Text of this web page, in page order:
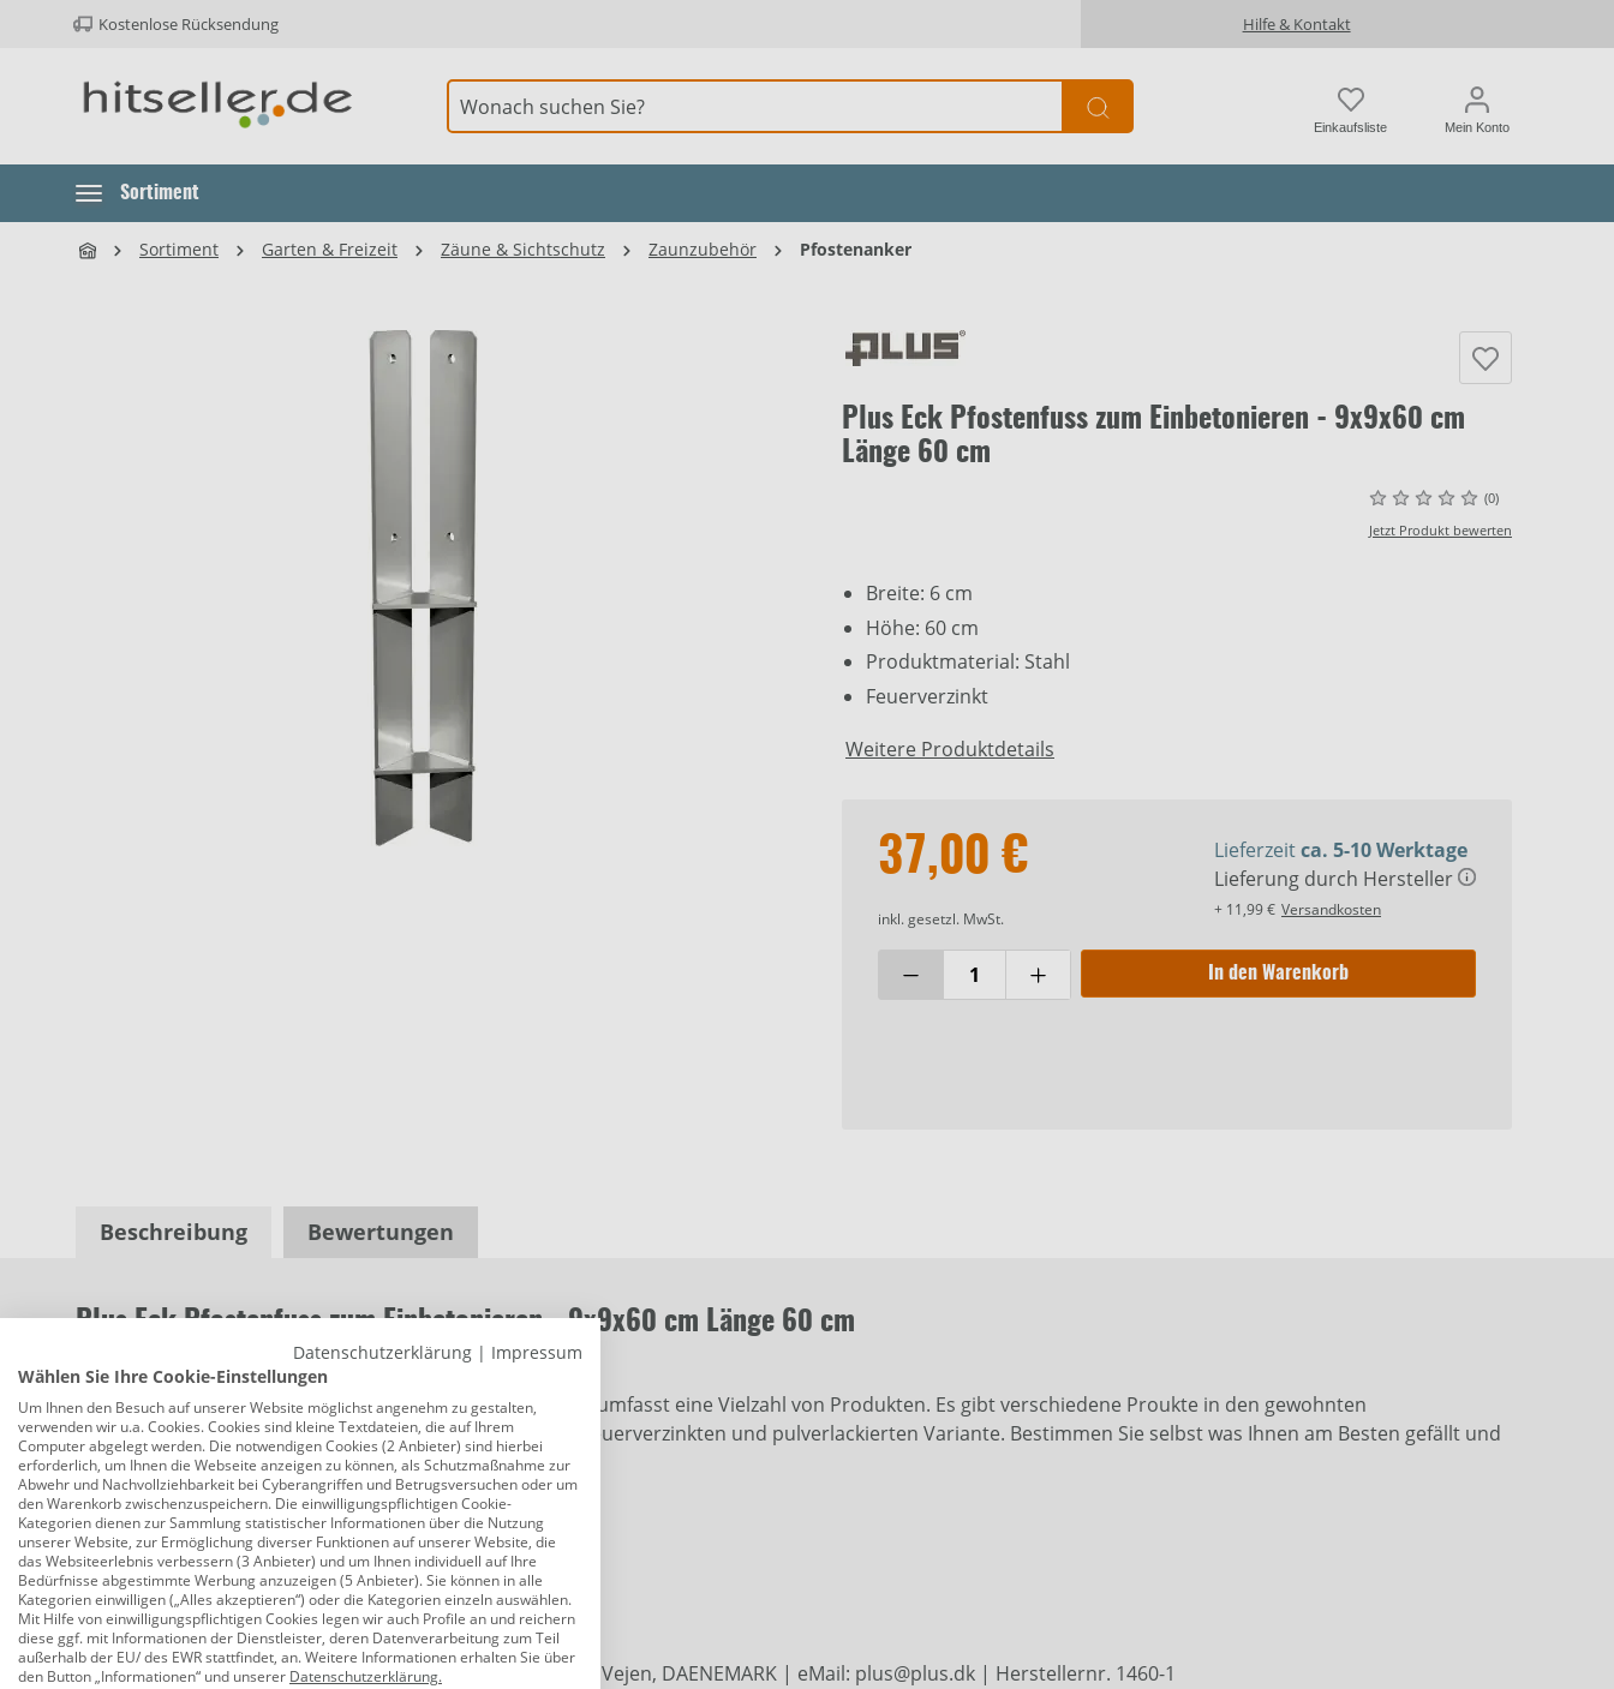
Hauptnavigation springen
Kostenlose Rücksendung Hilfe & Kontakt
Einkaufsliste Mein Konto
Sortiment
Sortiment Garten & Freizeit Zäune & Sichtschutz Zaunzubehör Pfostenanker
Plus Eck Pfostenfuss zum Einbetonieren - 9x9x60 cm
Länge 60 cm
(0)
Jetzt Produkt bewerten
Breite: 6 cm
Höhe: 60 cm
Produktmaterial: Stahl
Feuerverzinkt
Weitere Produktdetails
37,00 €
inkl. gesetzl. MwSt.
Lieferzeitca. 5-10 Werktage
Lieferung durch Hersteller
+ 11,99 € Versandkosten
In den Warenkorb
Beschreibung Bewertungen
Plus Eck Pfostenfuss zum Einbetonieren - 9x9x60 cm Länge 60 cm
Die PLUS Zubehör Serie für Gartenzäune und Gartentore umfasst eine Vielzahl von Produkten. Es gibt verschiedene Proukte in den gewohnten
feuerverzinkten Ausführungen aber auch einige in einer feuerverzinkten und pulverlackierten Variante. Bestimmen Sie selbst was Ihnen am Besten gefällt und
was am Besten zu dem jeweiligen Produkt passt.
Breite: 6 cm
Höhe: 60 cm
Produktmaterial: Stahl
Feuerverzinkt
Herstellerinformationen: PLUS A/S | Ådalen 13B | 6600 Vejen, DAENEMARK | eMail: plus@plus.dk | Herstellernr. 1460-1
Datenschutzerklärung | Impressum
Wählen Sie Ihre Cookie-Einstellungen
Um Ihnen den Besuch auf unserer Website möglichst angenehm zu gestalten,
verwenden wir u.a. Cookies. Cookies sind kleine Textdateien, die auf Ihrem
Computer abgelegt werden. Die notwendigen Cookies (2 Anbieter) sind hierbei
erforderlich, um Ihnen die Webseite anzeigen zu können, als Schutzmaßnahme zur
Abwehr und Nachvollziehbarkeit bei Cyberangriffen und Betrugsversuchen oder um
den Warenkorb zwischenzuspeichern. Die einwilligungspflichtigen Cookie-
Kategorien dienen zur Sammlung statistischer Informationen über die Nutzung
unserer Website, zur Ermöglichung diverser Funktionen auf unserer Website, die
das Websiteerlebnis verbessern (3 Anbieter) und um Ihnen individuell auf Ihre
Bedürfnisse abgestimmte Werbung anzuzeigen (5 Anbieter). Sie können in alle
Kategorien einwilligen („Alles akzeptieren“) oder die Kategorien einzeln auswählen.
Mit Hilfe von einwilligungspflichtigen Cookies legen wir auch Profile an und reichern
diese ggf. mit Informationen der Dienstleister, deren Datenverarbeitung zum Teil
außerhalb der EU/ des EWR stattfindet, an. Weitere Informationen erhalten Sie über
den Button „Informationen“ und unserer Datenschutzerklärung.